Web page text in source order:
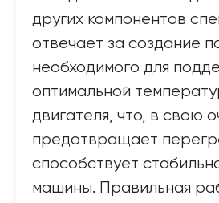
других компонентов
отвечает за создание
необходимого для
оптимальной
двигателя, что, в свою
предотвращает
способствует
машины. Правильная